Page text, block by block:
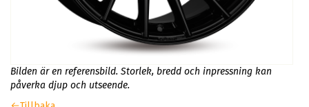
Bilden är en referensbild. Storlek, bredd och inpressning kan
påverka djup och utseende.